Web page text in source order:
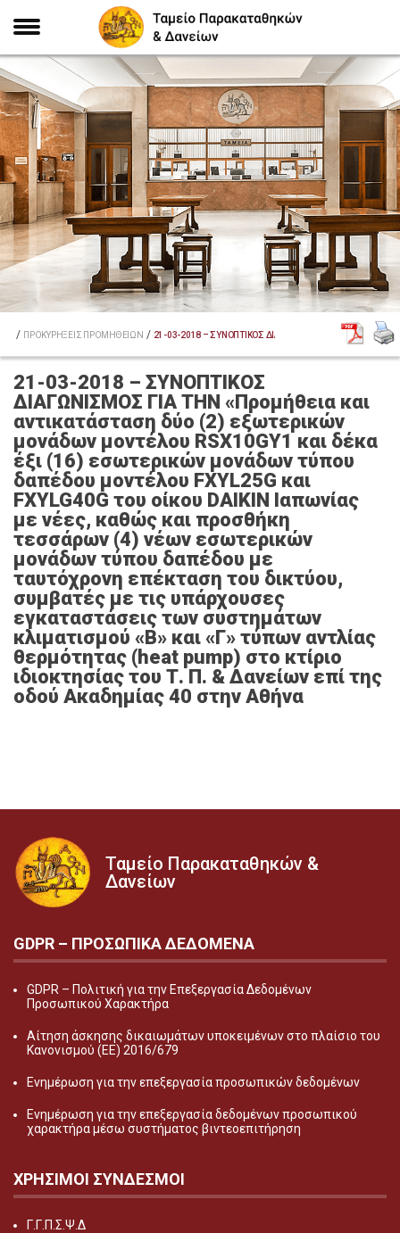
ΑΡΧΙΚΗ
/ ΠΡΟΚΥΡΗΞΕΙΣ ΠΡΟΜΗΘΕΙΩΝ / 21-03-2018 – ΣΥΝΟΠΤΙΚΟΣ ΔΙΑΓΩΝΙΣΜΟΣ ΓΙΑ ΤΗΝ
21-03-2018 – ΣΥΝΟΠΤΙΚΟΣ
ΔΙΑΓΩΝΙΣΜΟΣ ΓΙΑ ΤΗΝ «Προμήθεια και
αντικατάσταση δύο (2) εξωτερικών
μονάδων μοντέλου RSX10GY1 και δέκα
έξι (16) εσωτερικών μονάδων τύπου
δαπέδου μοντέλου FXYL25G και
FXYLG40G του οίκου DAIKIN Ιαπωνίας
με νέες, καθώς και προσθήκη
τεσσάρων (4) νέων εσωτερικών
μονάδων τύπου δαπέδου με
ταυτόχρονη επέκταση του δικτύου,
συμβατές με τις υπάρχουσες
εγκαταστάσεις των συστημάτων
κλιματισμού «Β» και «Γ» τύπων αντλίας
θερμότητας (heat pump) στο κτίριο
ιδιοκτησίας του Τ. Π. & Δανείων επί της
οδού Ακαδημίας 40 στην Αθήνα
Ταμείο Παρακαταθηκών &
Δανείων
GDPR – ΠΡΟΣΩΠΙΚA ΔΕΔΟΜEΝΑ
GDPR – Πολιτική για την Επεξεργασία Δεδομένων
Προσωπικού Χαρακτήρα
Αίτηση άσκησης δικαιωμάτων υποκειμένων στο πλαίσιο του
Κανονισμού (ΕΕ) 2016/679
Ενημέρωση για την επεξεργασία προσωπικών δεδομένων
Ενημέρωση για την επεξεργασία δεδομένων προσωπικού
χαρακτήρα μέσω συστήματος βιντεοεπιτήρηση
ΧΡΗΣΙΜΟΙ ΣΥΝΔΕΣΜΟΙ
Γ.Γ.Π.Σ.Ψ.Δ